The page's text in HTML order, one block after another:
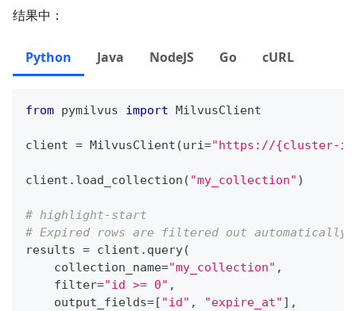
结果中：
Python Java NodeJS Go cURL
from pymilvus import MilvusClient
client = MilvusClient (uri="https://{cluster-
client . load_collection ( "my_collection" )
# highlight-start
# Expired rows are filtered out automatically
results = client . query(
    collection_name
="my_collection" ,
filter="id >= 0" ,
    output_fields
= [ "id" , "expire_at" ] ,